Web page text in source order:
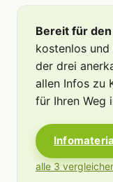
Bereit für
kostenlos
der drei
allen Infos zu
für Ihren Weg
alle 3